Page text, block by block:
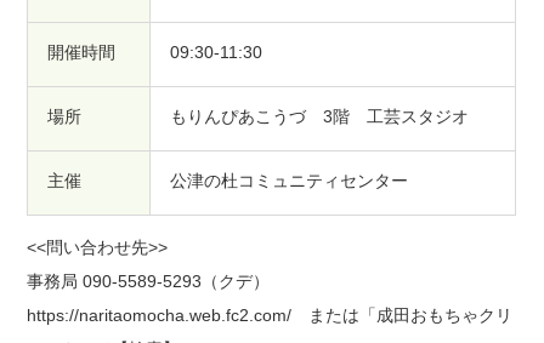
開催時間 09:30-11:30
場所 もりんぴあこうづ 3階 工芸スタジオ
主催 公津の杜コミュニティセンター
<<問い合わせ先>>
事務局 090-5589-5293（クデ）
https://naritaomocha.web.fc2.com/ または「成田おもちゃクリ